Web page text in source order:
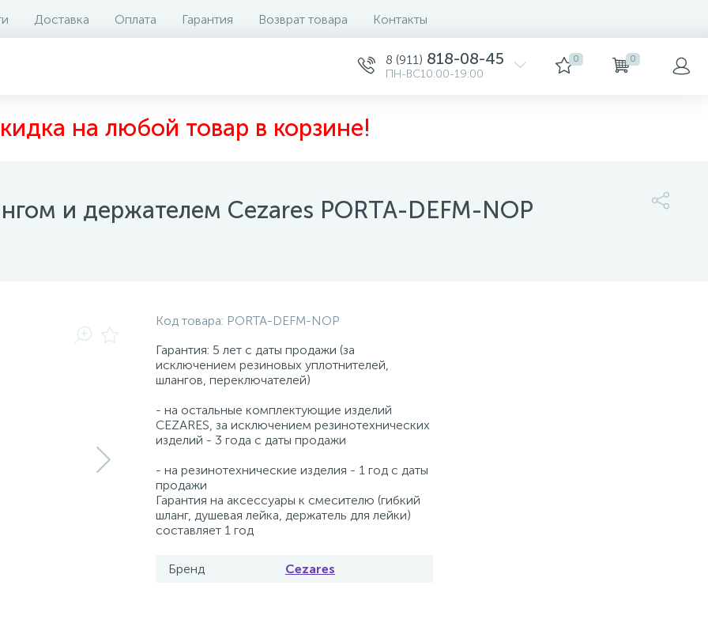
Доставка Оплата Гарантия Возврат товара Контакты
8 (911) 818-08-45
ПН-ВС10:00-19:00
0 0
на любой товар в корзине!
и держателем Cezares PORTA-DEFM-NOP
на складе Отзывы 0
Код товара: PORTA-DEFM-NOP
Гарантия: 5 лет с даты продажи (за
исключением резиновых уплотнителей,
шлангов, переключателей)
- на остальные комплектующие изделий
CEZARES, за исключением резинотехнических
изделий - 3 года с даты продажи
- на резинотехнические изделия - 1 год с даты
продажи
Гарантия на аксессуары к смесителю (гибкий
шланг, душевая лейка, держатель для лейки)
составляет 1 год
Бренд Cezares
16 954 руб.